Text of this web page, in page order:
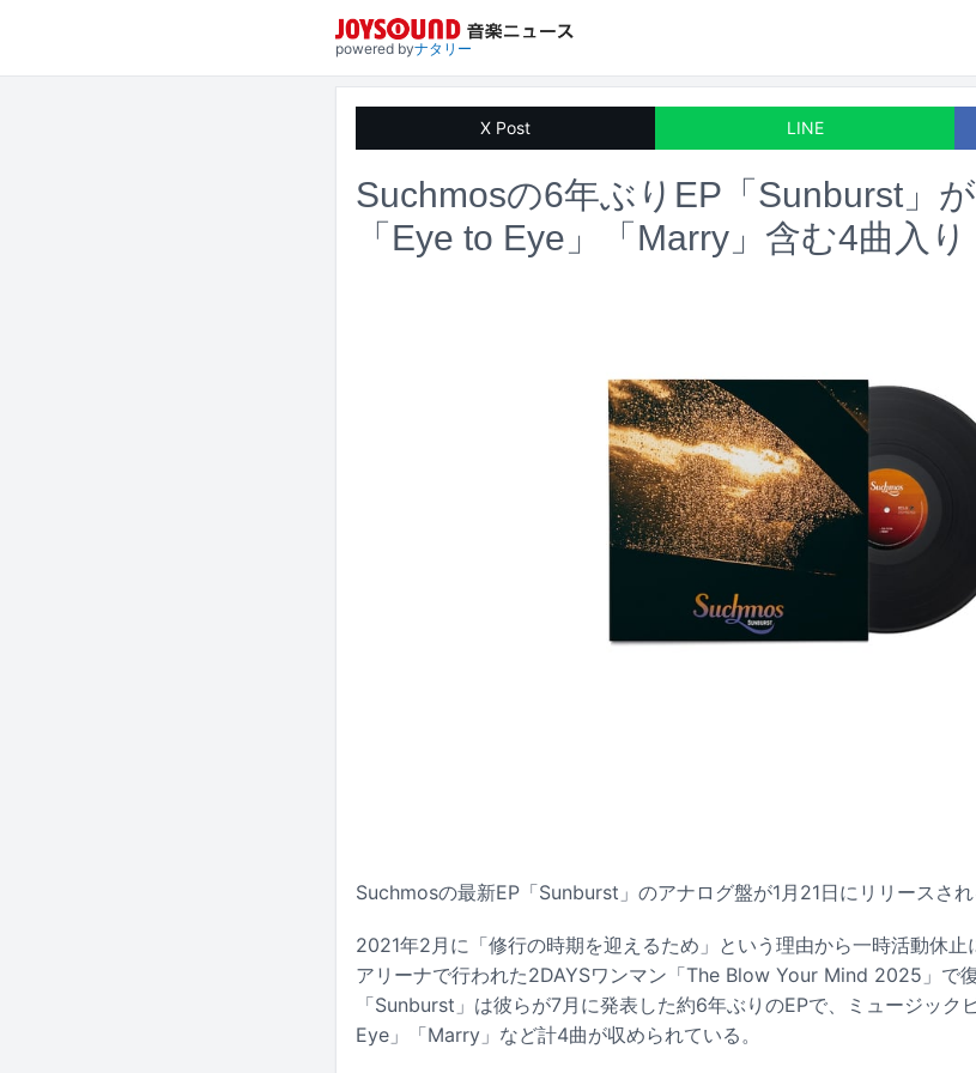
powered byナタリー
X Post LINE
Suchmosの6年ぶりEP「Sunburst」が
「Eye to Eye」「Marry」含む4曲入り
Suchmosの最新EP「Sunburst」のアナログ盤が1月21日にリリースされ
2021年2月に「修行の時期を迎えるため」という理由から一時活動休
アリーナで行われた2DAYSワンマン「The Blow Your Mind 2025」で
「Sunburst」は彼らが7月に発表した約6年ぶりのEPで、ミュージッ
Eye」「Marry」など計4曲が収められている。